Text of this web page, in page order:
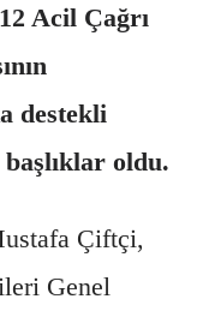
Acil Çağrı
destekli
oldu.
Çiftçi,
Genel